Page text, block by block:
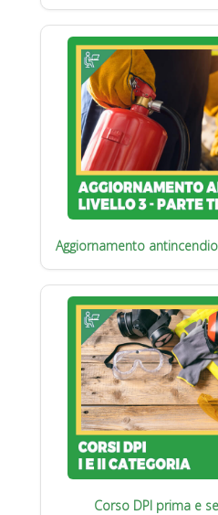
Aggiornamento
Corso DPI prima e